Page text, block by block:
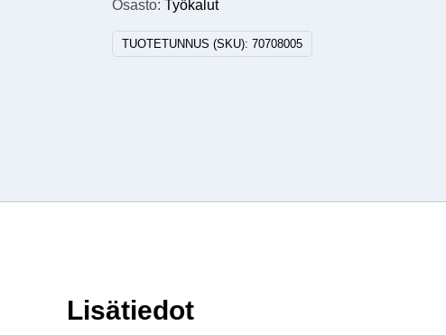
Osasto:Työkalut
TUOTETUNNUS (SKU):70708005
Lisätiedot